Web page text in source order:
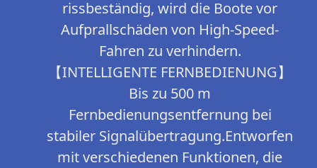
rissbeständig, wird die Boote vor
Aufprallschäden von High-Speed-
Fahren zu verhindern.
【INTELLIGENTE FERNBEDIENUNG】
Bis zu 500 m
Fernbedienungsentfernung bei
stabiler Signalübertragung.Entworfen
mit verschiedenen Funktionen, die